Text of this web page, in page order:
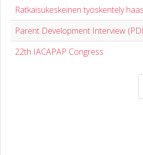
Ratkaisukeskeinen työskentely
Parent Development Interview
22th IACAPAP Congress